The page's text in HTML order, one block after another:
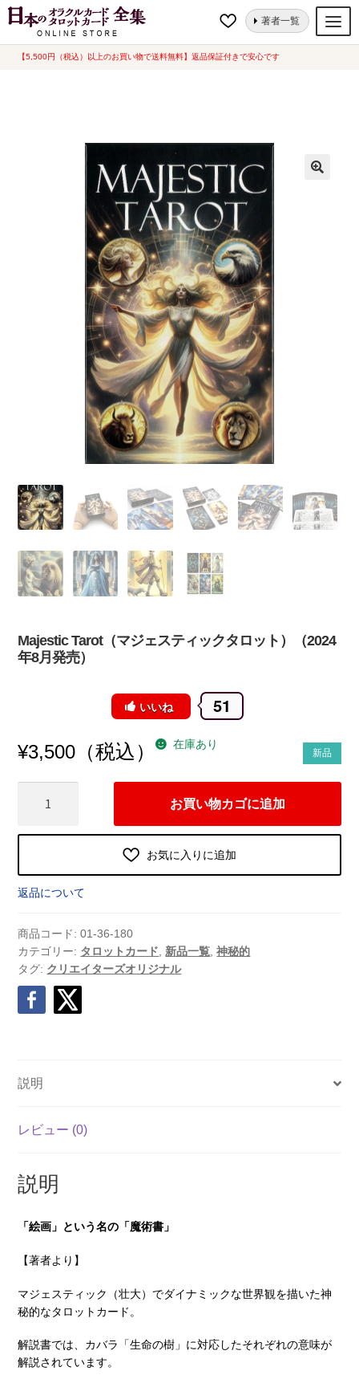
【5,500円（税込）以上のお買い物で送料無料】返品保証付きで安心です
ナ
コ
著者一覧
オラクルカード
カード関連グッズ
ホーム タロットカード 神秘的
Majestic Tarot（マジェスティックタロ
ット）（2024年8月発売）
Majestic Tarot（マジェスティックタロット）（2024
年8月発売）
いいね 51
新品
¥3,500 （税込） 在庫あり
Tarot（マ
ジ
ス
テ
ッ
ク
タ
ロ
ッ
8
発
個
お買い物カゴに追加
お気に入りに追加
返品について
商品コード:01-36-180
カテゴリー: タロットカード 新品一覧 ,神秘的
タグ: クリエイターズオリジナル
説明
レビュー (0)
説明
「絵画」という名の「魔術書」
【著者より】
マジェスティック（壮大）でダイナミックな世界観を描いた神
秘的なタロットカード。
解説書では、カバラ「生命の樹」に対応したそれぞれの意味が
解説されています。